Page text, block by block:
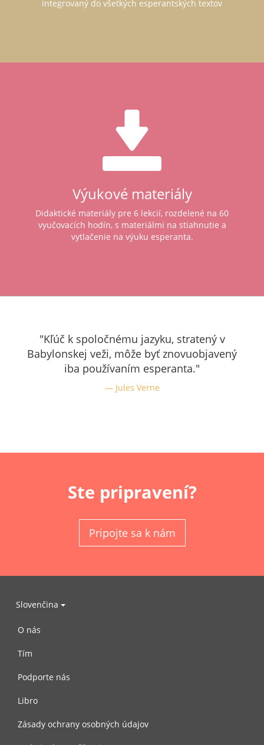
integrovaný do všetkých esperantských textov
Výukové materiály
Didaktické materiály pre 6 lekcií, rozdelené na 60
vyučovacích hodín, s materiálmi na stiahnutie a
vytlačenie na výuku esperanta.
"Kľúč k spoločnému jazyku, stratený v
Babylonskej veži, môže byť znovuobjavený
iba používaním esperanta."
Jules Verne
Ste pripravení?
Pripojte sa k nám
Slovenčina
O nás
Tím
Podporte nás
Libro
Zásady ochrany osobných údajov